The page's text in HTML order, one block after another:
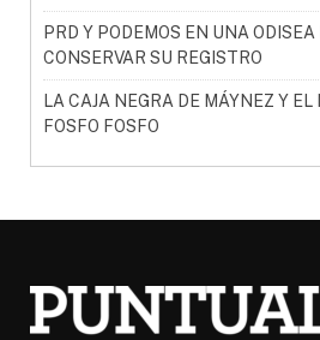
PRD Y PODEMOS EN UNA ODISEA
CONSERVAR SU REGISTRO
LA CAJA NEGRA DE MÁYNEZ Y EL
FOSFO FOSFO